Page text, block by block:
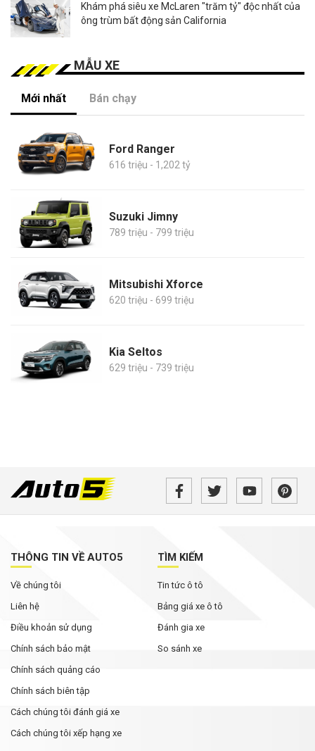
Khám phá siêu xe McLaren "trăm tỷ" độc nhất của
ông trùm bất động sản California
MẪU XE
Mới nhất Bán chạy
Ford Ranger
616 triệu - 1,202 tỷ
Suzuki Jimny
789 triệu - 799 triệu
Mitsubishi Xforce
620 triệu - 699 triệu
Kia Seltos
629 triệu - 739 triệu
THÔNG TIN VỀ AUTO5
Về chúng tôi
Liên hệ
Điều khoản sử dụng
Chính sách bảo mật
Chính sách quảng cáo
Chính sách biên tập
Cách chúng tôi đánh giá xe
Cách chúng tôi xếp hạng xe
TÌM KIẾM
Tin tức ô tô
Bảng giá xe ô tô
Đánh gia xe
So sánh xe